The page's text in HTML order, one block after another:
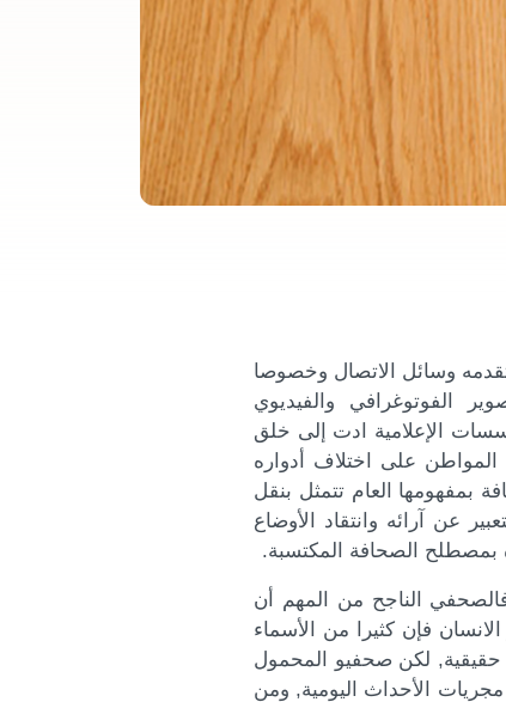
وسائل الاتصال وخصوصا
الفوتوغرافي والفيديوي
الإعلامية ادت إلى خلق
على اختلاف أدواره
بمفهومها العام تتمثل بنقل
عن آرائه وانتقاد الأوضاع
بمصطلح الصحافة المكتسبة.
الناجح من المهم أن
فإن كثيرا من الأسماء
حقيقية, لكن صحفيو المحمول
الأحداث اليومية, ومن